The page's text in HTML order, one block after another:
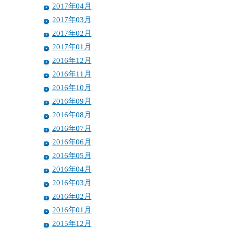
2017年04月
2017年03月
2017年02月
2017年01月
2016年12月
2016年11月
2016年10月
2016年09月
2016年08月
2016年07月
2016年06月
2016年05月
2016年04月
2016年03月
2016年02月
2016年01月
2015年12月